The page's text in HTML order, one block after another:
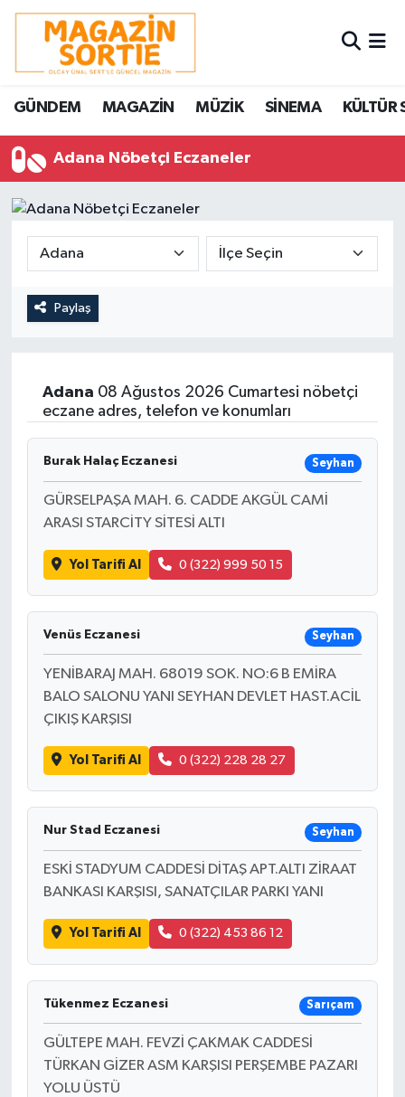
GÜNDEM MAGAZİN MÜZİK SİNEMA KÜLTÜR
Adana Nöbetçi Eczaneler
Paylaş
Adana 08 Ağustos 2026 Cumartesi nöbetçi
eczane adres, telefon ve konumları
Burak Halaç Eczanesi Seyhan
GÜRSELPAŞA MAH. 6. CADDE AKGÜL CAMİ
ARASI STARCİTY SİTESİ ALTI
Yol Tarifi Al 0 (322) 999 50 15
Venüs Eczanesi Seyhan
YENİBARAJ MAH. 68019 SOK. NO:6 B EMİRA
BALO SALONU YANI SEYHAN DEVLET HAST.ACİL
ÇIKIŞ KARŞISI
Yol Tarifi Al 0 (322) 228 28 27
Nur Stad Eczanesi Seyhan
ESKİ STADYUM CADDESİ DİTAŞ APT.ALTI ZİRAAT
BANKASI KARŞISI, SANATÇILAR PARKI YANI
Yol Tarifi Al 0 (322) 453 86 12
Tükenmez Eczanesi Sarıçam
GÜLTEPE MAH. FEVZİ ÇAKMAK CADDESİ
TÜRKAN GİZER ASM KARŞISI PERŞEMBE PAZARI
YOLU ÜSTÜ
Nöbetçi Eczaneler
Hava Durumu
Trafik Durumu
Süper Lig Puan Durumu ve Fikstür
Tüm Manşetler
Son Dakika Haberleri